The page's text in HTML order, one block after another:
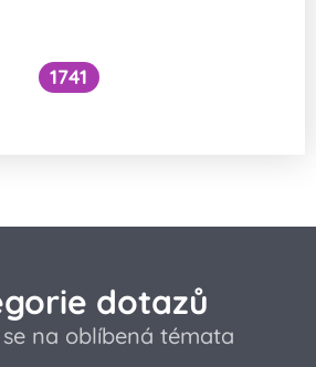
1741
dotazů
na oblíbená témata